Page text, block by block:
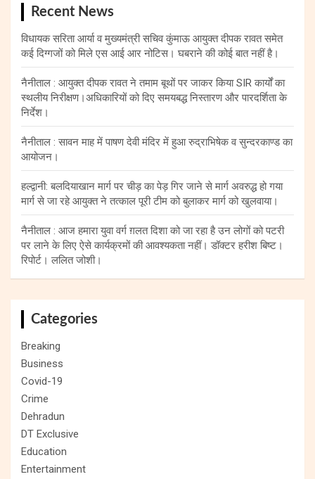
Recent News
विधायक सरिता आर्या व मुख्यमंत्री सचिव कुंमाऊ आयुक्त दीपक रावत समेत
कई दिग्गजों को मिले एस आई आर नोटिस। घबराने की कोई बात नहीं है।
नैनीताल : आयुक्त दीपक रावत ने तमाम बूथों पर जाकर किया SIR कार्यों का
स्थलीय निरीक्षण।अधिकारियों को दिए समयबद्ध निस्तारण और पारदर्शिता के
निर्देश।
नैनीताल : सावन माह में पाषण देवी मंदिर में हुआ रुद्राभिषेक व सुन्दरकाण्ड का
आयोजन।
हल्द्वानी: बलदियाखान मार्ग पर चीड़ का पेड़ गिर जाने से मार्ग अवरुद्ध हो गया
मार्ग से जा रहे आयुक्त ने तत्काल पूरी टीम को बुलाकर मार्ग को खुलवाया।
नैनीताल : आज हमारा युवा वर्ग ग़लत दिशा को जा रहा है उन लोगों को पटरी
पर लाने के लिए ऐसे कार्यक्रमों की आवश्यकता नहीं। डॉक्टर हरीश बिष्ट।
रिपोर्ट। ललित जोशी।
Categories
Breaking
Business
Covid-19
Crime
Dehradun
DT Exclusive
Education
Entertainment